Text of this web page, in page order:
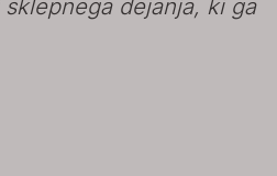
dejanja, ki ga